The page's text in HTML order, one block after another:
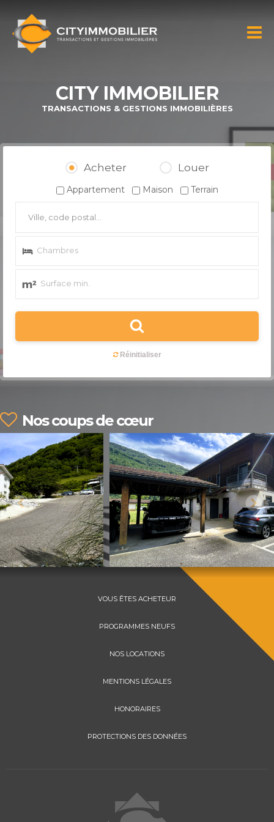
principal
CITY
IMMOBILIER
CITY IMMOBILIER
TRANSACTIONS & GESTIONS IMMOBILIÈRES
Acheter Louer
Appartement Maison Terrain
Nos coups de cœur
VOUS ÊTES ACHETEUR
PROGRAMMES NEUFS
NOS LOCATIONS
MENTIONS LÉGALES
HONORAIRES
PROTECTIONS DES DONNÉES